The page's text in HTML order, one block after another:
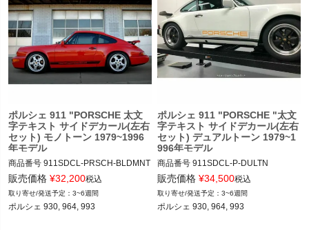
ポルシェ 911 "PORSCHE 太文
字テキスト サイドデカール(左右
セット) モノトーン 1979~1996
年モデル
商品番号 911SDCL-PRSCH-BLDMNT
911SDCL-PRSCH-BLDMNT
12ADS SKU: 無
販売価格 ¥32,200税込
3~6週間
ポルシェ 930, 964, 993
ポルシェ 911 "PORSCHE "太文
字テキスト サイドデカール(左右
セット) デュアルトーン 1979~1
996年モデル
商品番号 911SDCL-P-DULTN
911SDCL-PRSCH-BLDMNT-DULTN
12ADS"BOLD SIDE STRIPES IN TWO
COLORS CARRERA 1979-1996"
販売価格 ¥34,500税込
3~6週間
ポルシェ 930, 964, 993